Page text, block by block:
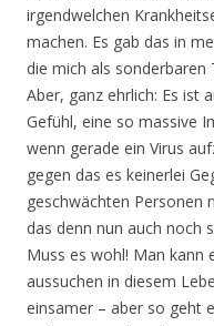
irgendwelchen
machen. Es gab das in
die mich als
Aber, ganz ehrlich: Es ist
Gefühl, eine so massive
wenn gerade ein Virus
gegen das es keinerlei
geschwächten Personen
das denn nun auch noch
Muss es wohl! Man kann
aussuchen in diesem
einsamer – aber so geht